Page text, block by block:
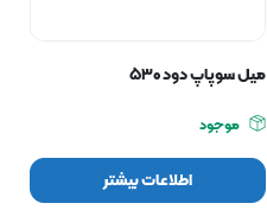
میل سوپاپ دود ۵۳۰
موجود
اطلاعات بیشتر